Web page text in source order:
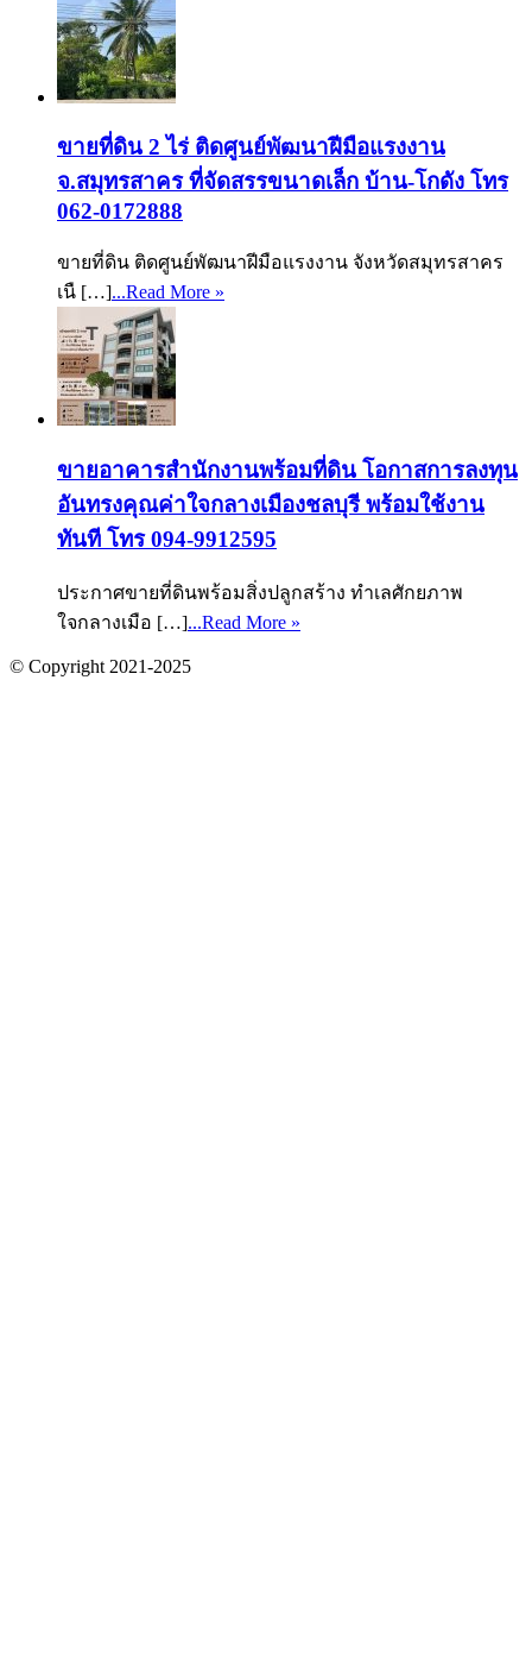
ขายที่ดิน 2 ไร่ ติดศูนย์พัฒนาฝีมือแรงงาน
จ.สมุทรสาคร ที่จัดสรรขนาดเล็ก บ้าน-โกดัง โทร
062-0172888
ขายที่ดิน ติดศูนย์พัฒนาฝีมือแรงงาน จังหวัดสมุทรสาคร
เนื […]...Read More »
ขายอาคารสำนักงานพร้อมที่ดิน โอกาสการลงทุน
อันทรงคุณค่าใจกลางเมืองชลบุรี พร้อมใช้งาน
ทันที โทร 094-9912595
ประกาศขายที่ดินพร้อมสิ่งปลูกสร้าง ทำเลศักยภาพ
ใจกลางเมือ […]...Read More »
© Copyright 2021-2025